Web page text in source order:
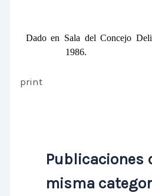
Dado en Sala del Concejo
1986.
print
Publicaciones
misma